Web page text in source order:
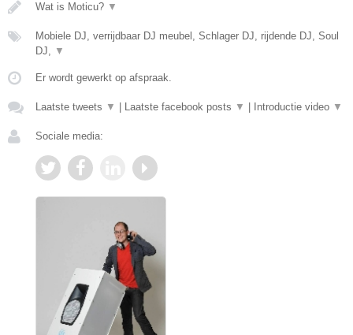
Wat is Moticu? ▼
Mobiele DJ, verrijdbaar DJ meubel, Schlager DJ, rijdende DJ, Soul
DJ, ▼
Er wordt gewerkt op afspraak.
Laatste tweets ▼ Laatste facebook posts ▼ Introductie video ▼
Sociale media: